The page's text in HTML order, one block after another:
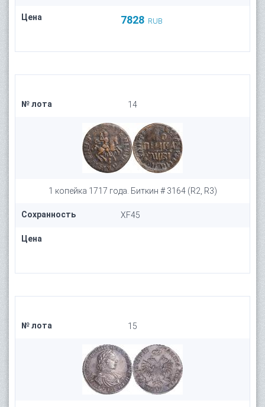
Цена 7828 RUB
№ лота 14
1 копейка 1717 года. Биткин # 3164 (R2, R3)
Сохранность XF45
Цена
№ лота 15